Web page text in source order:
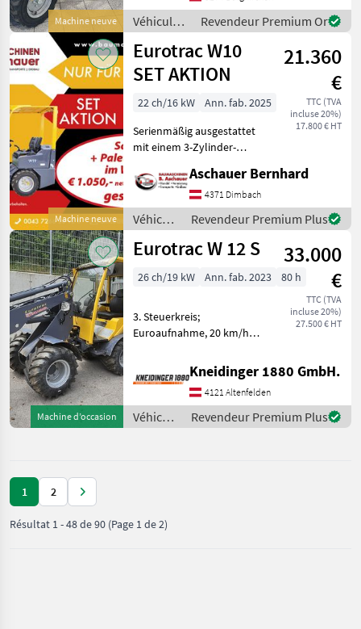
Machine neuve
Joystick - hydr
Véhicules
agricoles
à moteur /
Eurotrac
Revendeur Premium Or
Machine neuve
Eurotrac W10
SET AKTION
21.360
€
TTC (TVA
incluse 20%)
17.800 € HT
22 ch/16 kW
Ann. fab. 2025
Serienmäßig ausgestattet
mit einem 3-Zylinder-
hydrostatischen Antrieb,
einer Joystick-Steuerung
mit Zusatzfunktion und
einem hydraulischen
Schnel
Aschauer Bernhard
4371 Dimbach
Véhicules
agricoles
à
Eurotrac
Revendeur Premium Plus
Machine d’occasion
Eurotrac W 12 S
33.000
€
TTC (TVA
incluse 20%)
27.500 € HT
26 ch/19 kW Ann. fab. 2023 80 h
3. Steuerkreis;
Euroaufnahme, 20 km/h
hydraulique
supplémentaire, Cabine
Véhicules agricoles à
moteur Chargeurs de ferme
Kneidinger 1880 GmbH.
4121 Altenfelden
Véhicules
agricoles
Revendeur Premium Plus
1 2
Résultat 1-48de90 (Page 1 de 2)